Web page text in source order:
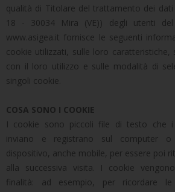
qualità di Titolare del trattamento dei dati
18 - 30034 Mira (VE)) degli utenti
www.asigea.it fornisce le seguenti
cookie utilizzati, sulle loro caratteristiche,
con il loro utilizzo e sulle modalità di
singoli cookie.
COSA SONO I COOKIE
I cookie sono piccoli file di testo che i
inviano e registrano sul computer o
dispositivo, anche mobile, per essere poi
alla successiva visita. I cookie
finalità: ad esempio, per ricordare